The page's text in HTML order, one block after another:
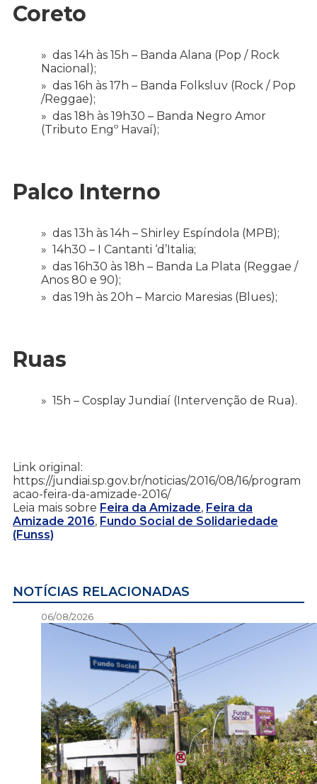
Coreto
das 14h às 15h – Banda Alana (Pop / Rock
Nacional);
das 16h às 17h – Banda Folksluv (Rock / Pop
/Reggae);
das 18h às 19h30 – Banda Negro Amor
(Tributo Engº Havaí);
Palco Interno
das 13h às 14h – Shirley Espíndola (MPB);
14h30 – I Cantanti ‘d’Italia;
das 16h30 às 18h – Banda La Plata (Reggae /
Anos 80 e 90);
das 19h às 20h – Marcio Maresias (Blues);
Ruas
15h – Cosplay Jundiaí (Intervenção de Rua).
Link original:
https://jundiai.sp.gov.br/noticias/2016/08/16/program
acao-feira-da-amizade-2016/
Leia mais sobre Feira da Amizade, Feira da
Amizade 2016, Fundo Social de Solidariedade
(Funss)
NOTÍCIAS RELACIONADAS
06/08/2026